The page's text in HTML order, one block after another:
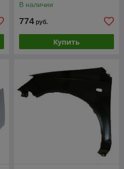
В наличии
774 руб.
Купить